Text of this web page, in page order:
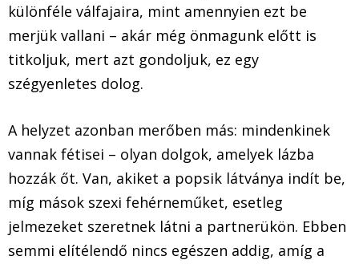
különféle válfajaira, mint amennyien ezt be
merjük vallani – akár még önmagunk előtt is
titkoljuk, mert azt gondoljuk, ez egy
szégyenletes dolog.
A helyzet azonban merőben más: mindenkinek
vannak fétisei – olyan dolgok, amelyek lázba
hozzák őt. Van, akiket a popsik látványa indít be,
míg mások szexi fehérneműket, esetleg
jelmezeket szeretnek látni a partnerükön. Ebben
semmi elítélendő nincs egészen addig, amíg a